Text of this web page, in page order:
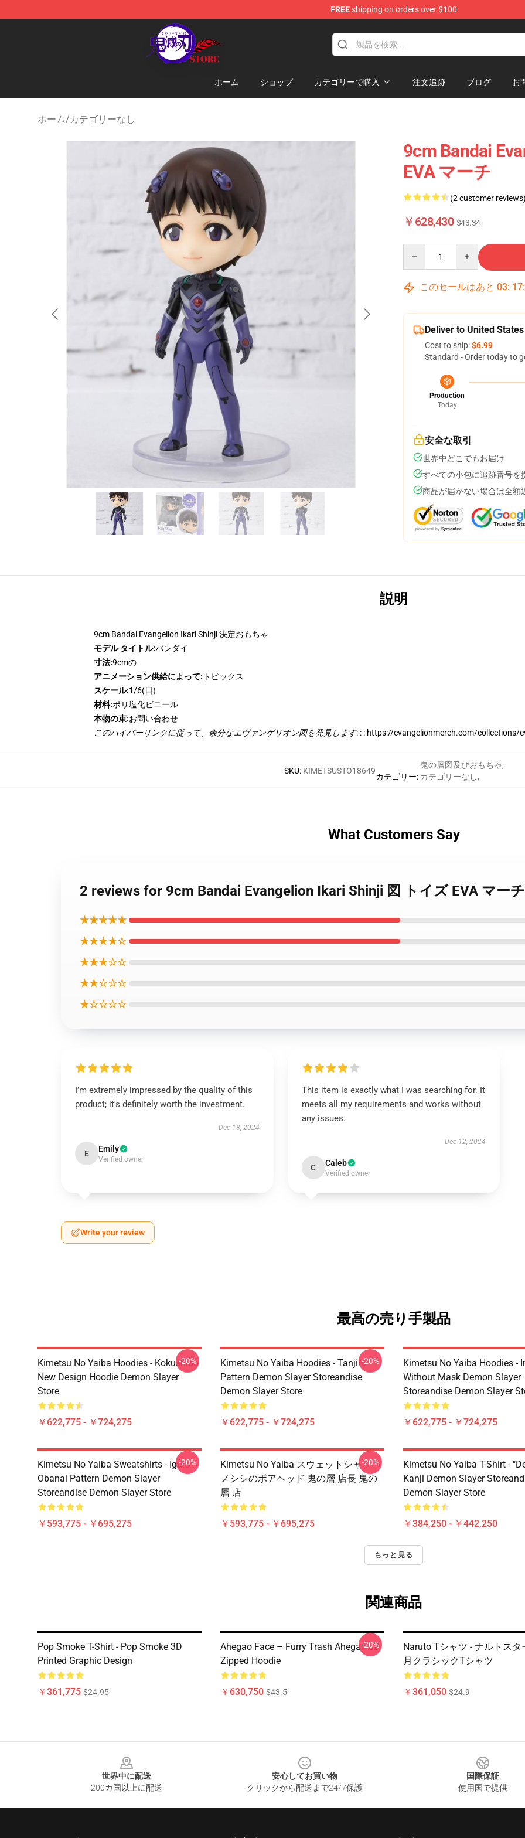
FREEshipping on orders over $100
Kimetsu no Yaiba Store - Official Kimetsu no Yaiba Merchandise Shop
ホーム ショップ カテゴリーで購入 注文追跡 ブログ お
ホーム/カテゴリーなし
9cm Bandai
EVA マーチ
(2 customer reviews)
￥628,430 $43.34
このセールはあと 03: 17:
Deliver to United States
Cost to ship:$6.99
Standard - Order today to
Production
Today
安全な取引
世界中どこでもお届け
すべての小包に追跡番号を
商品が届かない場合は全額
説明
9cm Bandai Evangelion Ikari Shinji 決定おもちゃ
モデル タイトル:バンダイ
寸法:9cmの
アニメーション供給によって: トピックス
スケール:1/6(日)
材料:ポリ塩化ビニール
本物の束:お問い合わせ
このハイパーリンクに従って、余分なエヴァンゲリオン図を発見します: : : https://evangelionmerch.com/collections/
SKU: KIMETSUSTO18649
カテゴリー:
鬼の層図及びおもちゃ,
カテゴリーなし,
What Customers Say
2 reviews for 9cm Bandai Evangelion Ikari Shinji 図 トイズ EVA マーチ
★★★★★
★★★★☆
★★★☆☆
★★☆☆☆
★☆☆☆☆
I’m extremely impressed by the quality of this
product; it's definitely worth the investment.
Dec 18, 2024
E Emily
Verified owner
This item is exactly what I was searching for. It
meets all my requirements and works without
any issues.
Dec 12, 2024
C Caleb
Verified owner
Write your review
最高の売り手製品
Kimetsu No Yaiba Hoodies - Kokushibo
New Design Hoodie Demon Slayer
Store
￥622,775 - ￥724,275
-20%
Kimetsu No Yaiba Hoodies - Tanjiro
Pattern Demon Slayer Storeandise
Demon Slayer Store
￥622,775 - ￥724,275
-20%
Kimetsu No Yaiba Hoodies -
Without Mask Demon Slayer
Storeandise Demon Slayer
￥622,775 - ￥724,275
Kimetsu No Yaiba Sweatshirts - Iguro
Obanai Pattern Demon Slayer
Storeandise Demon Slayer Store
￥593,775 - ￥695,275
-20%
Kimetsu No Yaiba スウェットシャツ イ
ノシシのボアヘッド 鬼の層 店長 鬼の
層 店
￥593,775 - ￥695,275
-20%
Kimetsu No Yaiba T-Shirt -
Kanji Demon Slayer
Demon Slayer Store
￥384,250 - ￥442,250
もっと見る
関連商品
Pop Smoke T-Shirt - Pop Smoke 3D
Printed Graphic Design
￥361,775 $24.95
Ahegao Face – Furry Trash Ahegao 3D
Zipped Hoodie
￥630,750 $43.5
-20%
Naruto Tシャツ - ナルトスタ
月クラシックTシャツ
￥361,050 $24.9
世界中に配送
200カ国以上に配送
安心してお買い物
クリックから配送まで24/7保護
国際保証
使用国で提供